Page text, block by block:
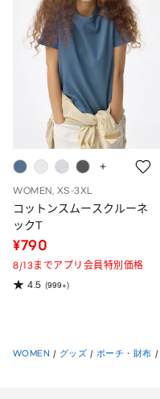
WOMEN, XS-3XL
コットンスムースクルーネ
ックT
¥790
8/13までアプリ会員特別価格
4.5 (999+)
WOMEN / グッズ / ポーチ・財布 /